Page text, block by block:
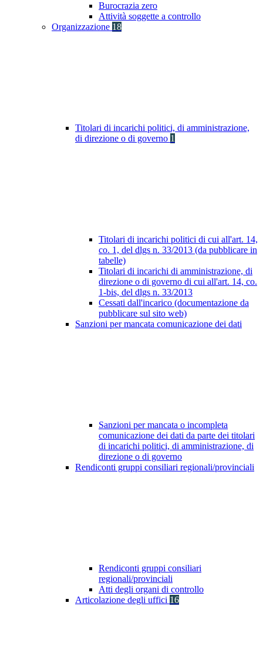
Burocrazia zero
Attività soggette a controllo
Organizzazione 18
Titolari di incarichi politici, di amministrazione,
di direzione o di governo 1
Titolari di incarichi politici di cui all'art. 14,
co. 1, del dlgs n. 33/2013 (da pubblicare in
tabelle)
Titolari di incarichi di amministrazione, di
direzione o di governo di cui all'art. 14, co.
1-bis, del dlgs n. 33/2013
Cessati dall'incarico (documentazione da
pubblicare sul sito web)
Sanzioni per mancata comunicazione dei dati
Sanzioni per mancata o incompleta
comunicazione dei dati da parte dei titolari
di incarichi politici, di amministrazione, di
direzione o di governo
Rendiconti gruppi consiliari regionali/provinciali
Rendiconti gruppi consiliari
regionali/provinciali
Atti degli organi di controllo
Articolazione degli uffici 16